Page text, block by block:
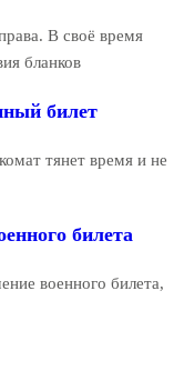
В своё время
бланков
билет
тянет время и не
билета
военного билета,